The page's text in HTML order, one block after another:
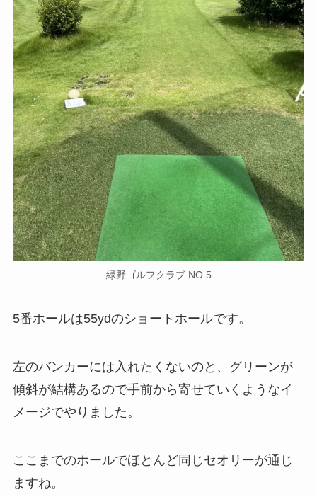
緑野ゴルフクラブ NO.5
5番ホールは55ydのショートホールです。
左のバンカーには入れたくないのと、グリーンが
傾斜が結構あるので手前から寄せていくようなイ
メージでやりました。
ここまでのホールでほとんど同じセオリーが通じ
ますね。